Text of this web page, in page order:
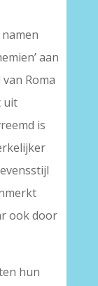
aan
Roma
uit
is
ook door
hun